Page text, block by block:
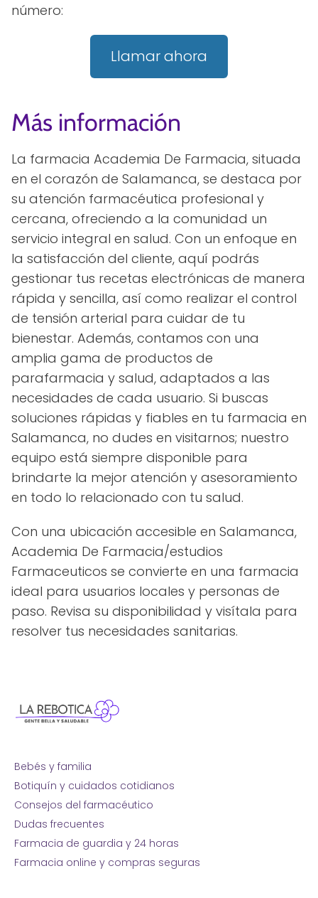
número:
Llamar ahora
Más información
La farmacia Academia De Farmacia, situada
en el corazón de Salamanca, se destaca por
su atención farmacéutica profesional y
cercana, ofreciendo a la comunidad un
servicio integral en salud. Con un enfoque en
la satisfacción del cliente, aquí podrás
gestionar tus recetas electrónicas de manera
rápida y sencilla, así como realizar el control
de tensión arterial para cuidar de tu
bienestar. Además, contamos con una
amplia gama de productos de
parafarmacia y salud, adaptados a las
necesidades de cada usuario. Si buscas
soluciones rápidas y fiables en tu farmacia en
Salamanca, no dudes en visitarnos; nuestro
equipo está siempre disponible para
brindarte la mejor atención y asesoramiento
en todo lo relacionado con tu salud.
Con una ubicación accesible en Salamanca,
Academia De Farmacia/estudios
Farmaceuticos se convierte en una farmacia
ideal para usuarios locales y personas de
paso. Revisa su disponibilidad y visítala para
resolver tus necesidades sanitarias.
Bebés y familia
Botiquín y cuidados cotidianos
Consejos del farmacéutico
Dudas frecuentes
Farmacia de guardia y 24 horas
Farmacia online y compras seguras